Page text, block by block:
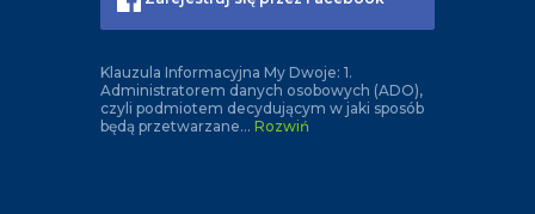
Klauzula Informacyjna My Dwoje: 1.
Administratorem danych osobowych (ADO),
czyli podmiotem decydującym w jaki sposób
będą przetwarzane... Rozwiń